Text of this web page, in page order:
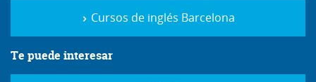
Cursos de inglés Barcelona
Te puede interesar